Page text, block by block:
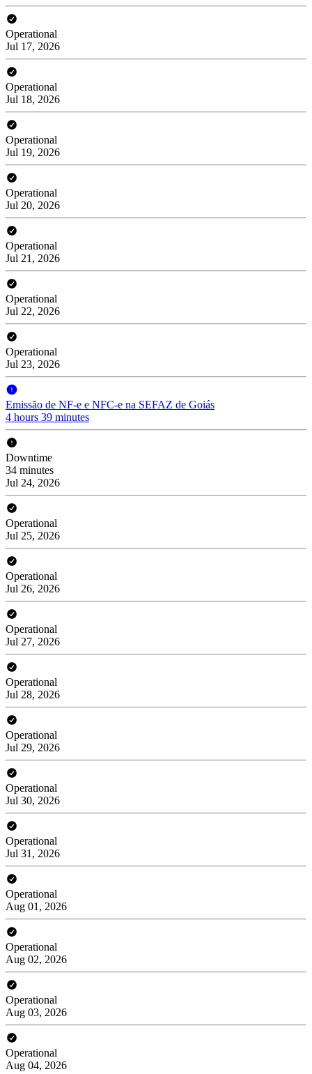
Operational
Jul 17, 2026
Operational
Jul 18, 2026
Operational
Jul 19, 2026
Operational
Jul 20, 2026
Operational
Jul 21, 2026
Operational
Jul 22, 2026
Operational
Jul 23, 2026
Emissão de NF-e e NFC-e na SEFAZ de Goiás
4 hours 39 minutes
Downtime
34 minutes
Jul 24, 2026
Operational
Jul 25, 2026
Operational
Jul 26, 2026
Operational
Jul 27, 2026
Operational
Jul 28, 2026
Operational
Jul 29, 2026
Operational
Jul 30, 2026
Operational
Jul 31, 2026
Operational
Aug 01, 2026
Operational
Aug 02, 2026
Operational
Aug 03, 2026
Operational
Aug 04, 2026